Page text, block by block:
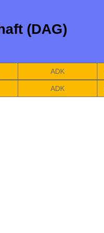
(DAG)
ADK
ADK